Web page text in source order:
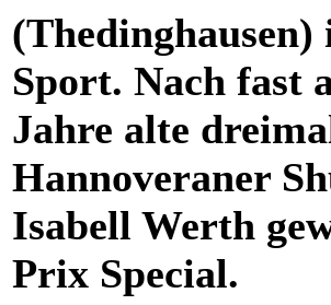
Sport. Nach fast
Jahre alte
Hannoveraner
Isabell Werth
Prix Special.